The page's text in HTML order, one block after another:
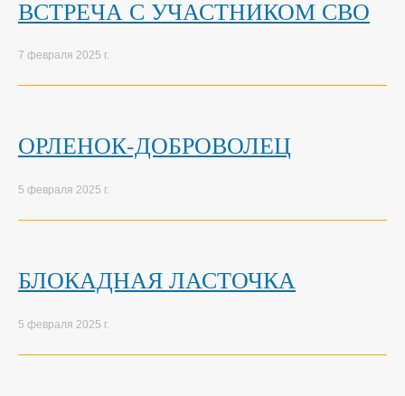
ВСТРЕЧА С УЧАСТНИКОМ СВО
7 февраля 2025 г.
ОРЛЕНОК-ДОБРОВОЛЕЦ
5 февраля 2025 г.
БЛОКАДНАЯ ЛАСТОЧКА
5 февраля 2025 г.